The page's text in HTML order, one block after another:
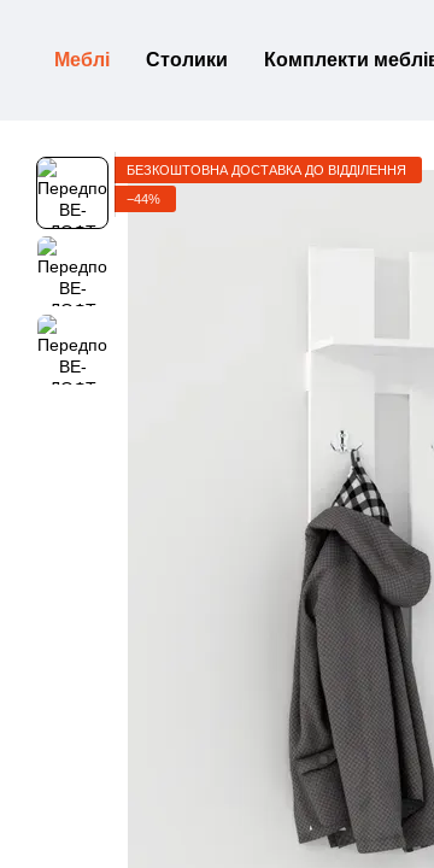
Меблі Столики Комплекти
БЕЗКОШТОВНА ДОСТАВКА ДО ВІДДІЛЕННЯ
−44%